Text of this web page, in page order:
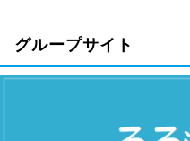
グループサイト